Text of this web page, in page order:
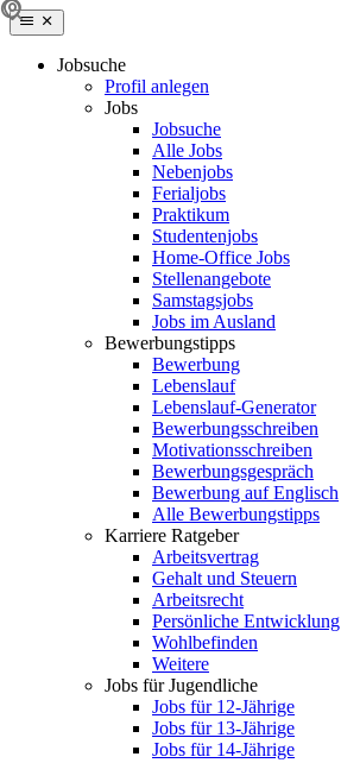
Jobsuche
Profil anlegen
Jobs
Jobsuche
Alle Jobs
Nebenjobs
Ferialjobs
Praktikum
Studentenjobs
Home-Office Jobs
Stellenangebote
Samstagsjobs
Jobs im Ausland
Bewerbungstipps
Bewerbung
Lebenslauf
Lebenslauf-Generator
Bewerbungsschreiben
Motivationsschreiben
Bewerbungsgespräch
Bewerbung auf Englisch
Alle Bewerbungstipps
Karriere Ratgeber
Arbeitsvertrag
Gehalt und Steuern
Arbeitsrecht
Persönliche Entwicklung
Wohlbefinden
Weitere
Jobs für Jugendliche
Jobs für 12-Jährige
Jobs für 13-Jährige
Jobs für 14-Jährige